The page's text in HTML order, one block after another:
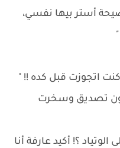
أستر بيها نفسي،
كنت اتجوزت قبل كده !! "
تصديق وسخرت
؟! أكيد عارفة أنا